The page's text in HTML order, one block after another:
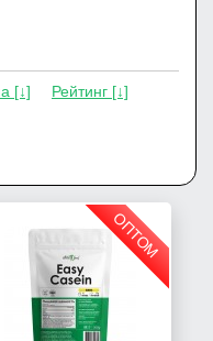
[↓]
Рейтинг [↓]
ОПТОМ